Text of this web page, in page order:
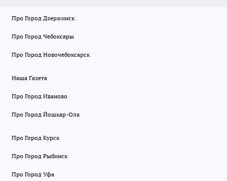
Про Город Дзержинск
Про Город Чебоксары
Про Город Новочебоксарск
Наша Газета
Про Город Иваново
Про Город Йошкар-Ола
Про Город Курск
Про Город Рыбинск
Про Город Уфа